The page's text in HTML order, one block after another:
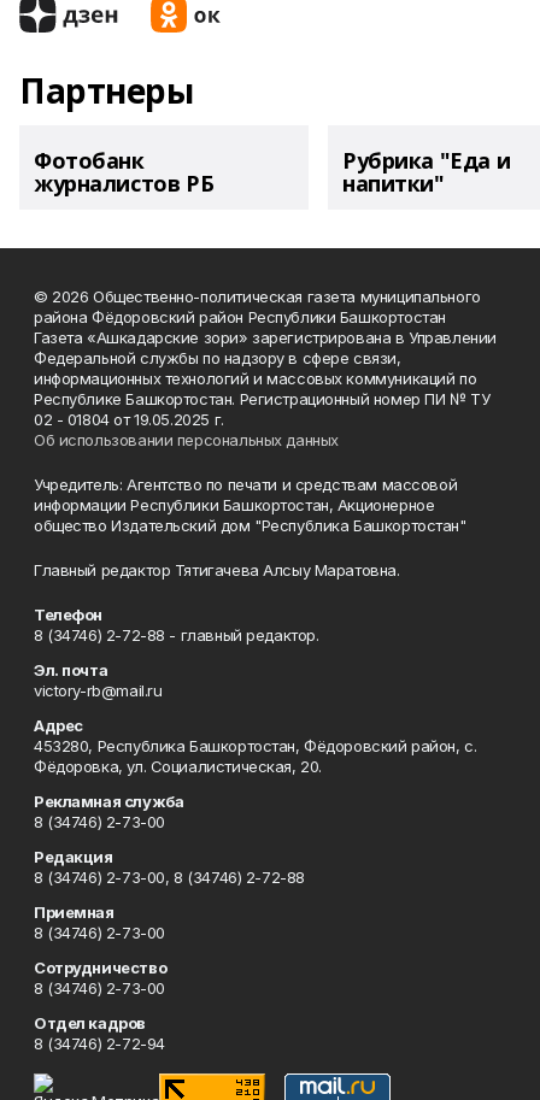
Партнеры
Фотобанк
журналистов РБ
Рубрика "Еда и
напитки"
© 2026 Общественно-политическая газета муниципального
района Фёдоровский район Республики Башкортостан
Газета «Ашкадарские зори» зарегистрирована в Управлении
Федеральной службы по надзору в сфере связи,
информационных технологий и массовых коммуникаций по
Республике Башкортостан. Регистрационный номер ПИ № ТУ
02 - 01804 от 19.05.2025 г.
Об использовании персональных данных
Учредитель: Агентство по печати и средствам массовой
информации Республики Башкортостан, Акционерное
общество Издательский дом "Республика Башкортостан"
Главный редактор Тятигачева Алсыу Маратовна.
Телефон
8 (34746) 2-72-88 - главный редактор.
Эл. почта
victory-rb@mail.ru
Адрес
453280, Республика Башкортостан, Фёдоровский район, с.
Фёдоровка, ул. Социалистическая, 20.
Рекламная служба
8 (34746) 2-73-00
Редакция
8 (34746) 2-73-00, 8 (34746) 2-72-88
Приемная
8 (34746) 2-73-00
Сотрудничество
8 (34746) 2-73-00
Отдел кадров
8 (34746) 2-72-94